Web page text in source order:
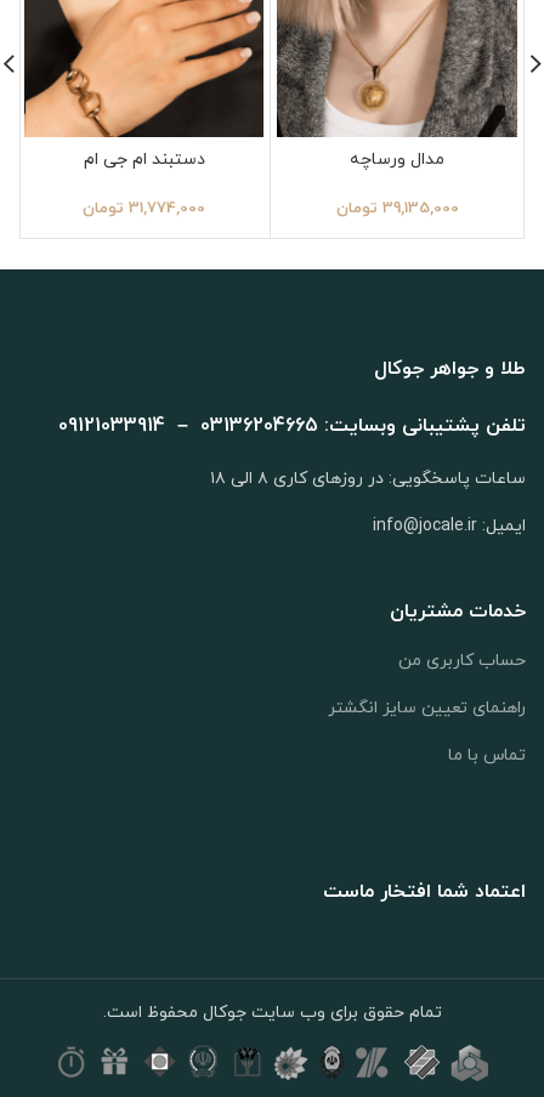
مدال ورساچه
39,135,000 تومان
دستبند ام جی ام
31,774,000 تومان
طلا و جواهر جوکال
تلفن پشتیبانی وبسایت: 03136204665 – 09121033914
ساعات پاسخگویی: در روزهای کاری ۸ الی ۱۸
ایمیل: info@jocale.ir
خدمات مشتریان
حساب کاربری من
راهنمای تعیین سایز انگشتر
تماس با ما
اعتماد شما افتخار ماست
تمام حقوق برای وب سایت جوکال محفوظ است.